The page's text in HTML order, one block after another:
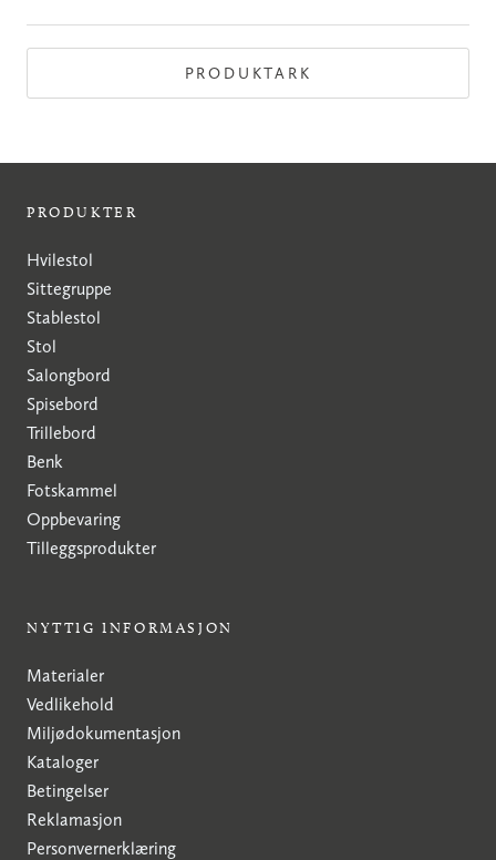
PRODUKTARK
PRODUKTER
Hvilestol
Sittegruppe
Stablestol
Stol
Salongbord
Spisebord
Trillebord
Benk
Fotskammel
Oppbevaring
Tilleggsprodukter
NYTTIG INFORMASJON
Materialer
Vedlikehold
Miljødokumentasjon
Kataloger
Betingelser
Reklamasjon
Personvernerklæring